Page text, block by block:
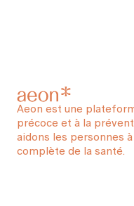
Aeon est une
précoce et à la
aidons les personnes
complète de la santé.